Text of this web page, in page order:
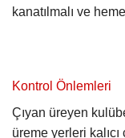
kanatılmalı ve
Kontrol Önlemleri
Çıyan üreyen
üreme yerleri kalıcı